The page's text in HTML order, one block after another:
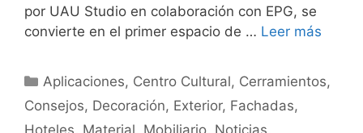
por UAU Studio en colaboración con EPG, se
convierte en el primer espacio de … Leer más
Aplicaciones, Centro Cultural, Cerramientos,
Consejos, Decoración, Exterior, Fachadas,
Hoteles, Material, Mobiliario, Noticias,